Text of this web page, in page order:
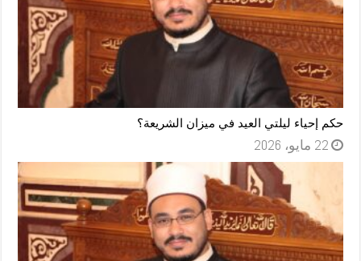
حكم إحياء ليلتي العيد في ميزان الشريعة؟
22 مايو، 2026